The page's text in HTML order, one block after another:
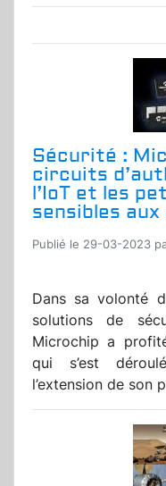
Sécurité :
circuits
l’IoT et les
sensibles
Publié le 29-03-2023
Dans sa volonté
solutions de
Microchip a
qui s’est
l’extension de son